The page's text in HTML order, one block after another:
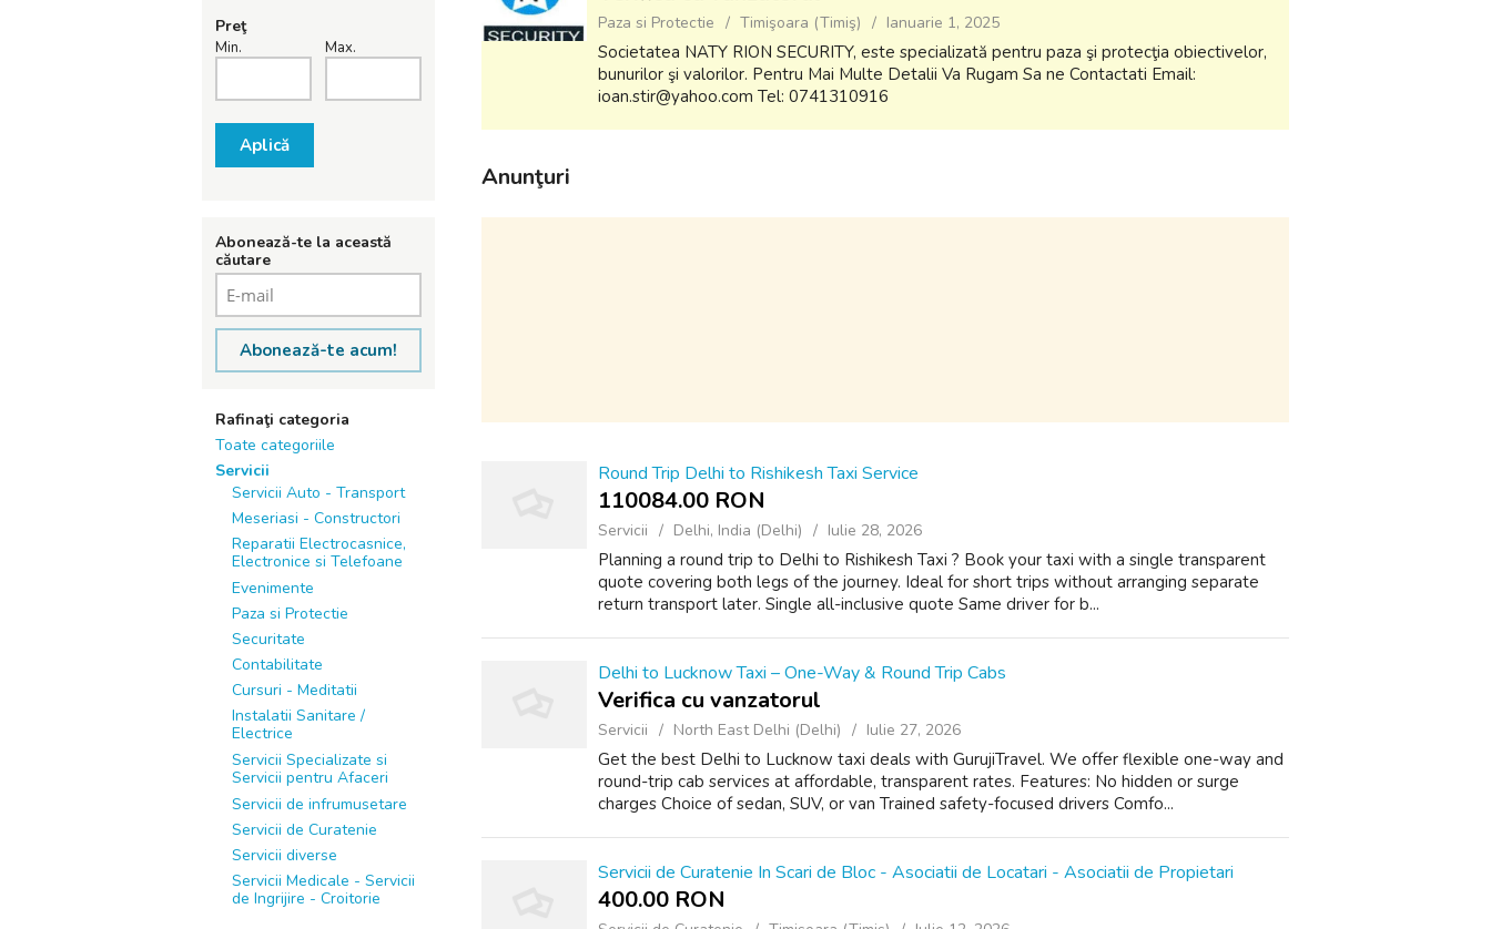
Preţ
Min. Max.
Aplică
Abonează-te la această
căutare
Abonează-te acum!
Rafinaţi categoria
Toate categoriile
Servicii
Servicii Auto - Transport
Meseriasi - Constructori
Reparatii Electrocasnice,
Electronice si Telefoane
Evenimente
Paza si Protectie
Securitate
Contabilitate
Cursuri - Meditatii
Instalatii Sanitare /
Electrice
Servicii Specializate si
Servicii pentru Afaceri
Servicii de infrumusetare
Servicii de Curatenie
Servicii diverse
Servicii Medicale - Servicii
de Ingrijire - Croitorie
Paza si Protectie Timişoara (Timiş) Ianuarie 1, 2025
Societatea NATY RION SECURITY, este specializată pentru paza şi protecţia obiectivelor,
bunurilor şi valorilor. Pentru Mai Multe Detalii Va Rugam Sa ne Contactati Email:
ioan.stir@yahoo.com Tel: 0741310916
Anunţuri
Round Trip Delhi to Rishikesh Taxi Service
110084.00 RON
Servicii Delhi, India (Delhi) Iulie 28, 2026
Planning a round trip to Delhi to Rishikesh Taxi ? Book your taxi with a single transparent
quote covering both legs of the journey. Ideal for short trips without arranging separate
return transport later. Single all-inclusive quote Same driver for b...
Delhi to Lucknow Taxi – One-Way & Round Trip Cabs
Verifica cu vanzatorul
Servicii North East Delhi (Delhi) Iulie 27, 2026
Get the best Delhi to Lucknow taxi deals with GurujiTravel. We offer flexible one-way and
round-trip cab services at affordable, transparent rates. Features: No hidden or surge
charges Choice of sedan, SUV, or van Trained safety-focused drivers Comfo...
Servicii de Curatenie In Scari de Bloc - Asociatii de Locatari - Asociatii de Propietari
400.00 RON